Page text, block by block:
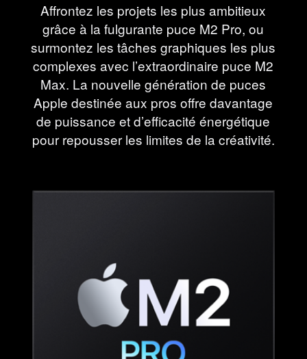
Affrontez les projets les plus ambitieux
grâce à la fulgurante puce M2 Pro, ou
surmontez les tâches graphiques les plus
complexes avec l’extraordinaire puce M2
Max. La nouvelle génération de puces
Apple destinée aux pros offre davantage
de puissance et d’efficacité énergétique
pour repousser les limites de la créativité.